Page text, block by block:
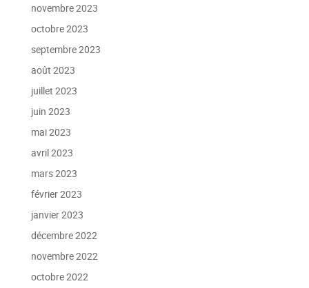
novembre 2023
octobre 2023
septembre 2023
août 2023
juillet 2023
juin 2023
mai 2023
avril 2023
mars 2023
février 2023
janvier 2023
décembre 2022
novembre 2022
octobre 2022